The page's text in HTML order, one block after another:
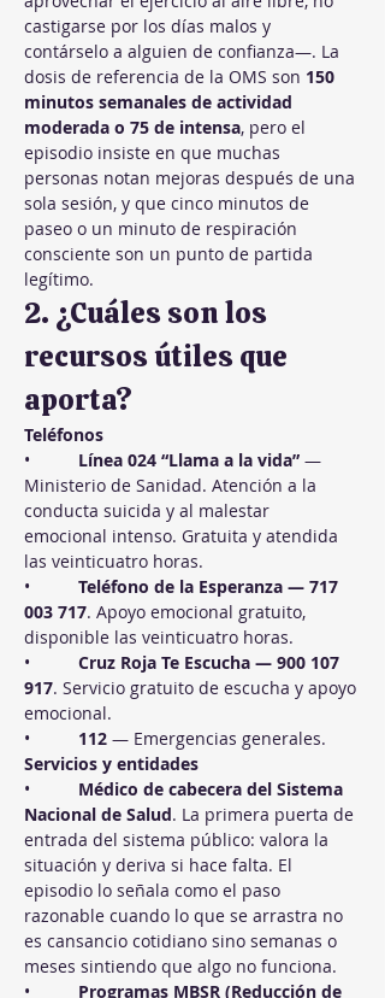
castigarse por los días malos y
contárselo a alguien de confianza—. La
dosis de referencia de la OMS son 150
minutos semanales de actividad
moderada o 75 de intensa, pero el
episodio insiste en que muchas
personas notan mejoras después de una
sola sesión, y que cinco minutos de
paseo o un minuto de respiración
consciente son un punto de partida
legítimo.
2. ¿Cuáles son los
recursos útiles que
aporta?
Teléfonos
• Línea 024 “Llama a la vida” —
Ministerio de Sanidad. Atención a la
conducta suicida y al malestar
emocional intenso. Gratuita y atendida
las veinticuatro horas.
• Teléfono de la Esperanza — 717
003 717. Apoyo emocional gratuito,
disponible las veinticuatro horas.
• Cruz Roja Te Escucha — 900 107
917. Servicio gratuito de escucha y apoyo
emocional.
• 112 — Emergencias generales.
Servicios y entidades
• Médico de cabecera del Sistema
Nacional de Salud. La primera puerta de
entrada del sistema público: valora la
situación y deriva si hace falta. El
episodio lo señala como el paso
razonable cuando lo que se arrastra no
es cansancio cotidiano sino semanas o
meses sintiendo que algo no funciona.
• Programas MBSR (Reducción de